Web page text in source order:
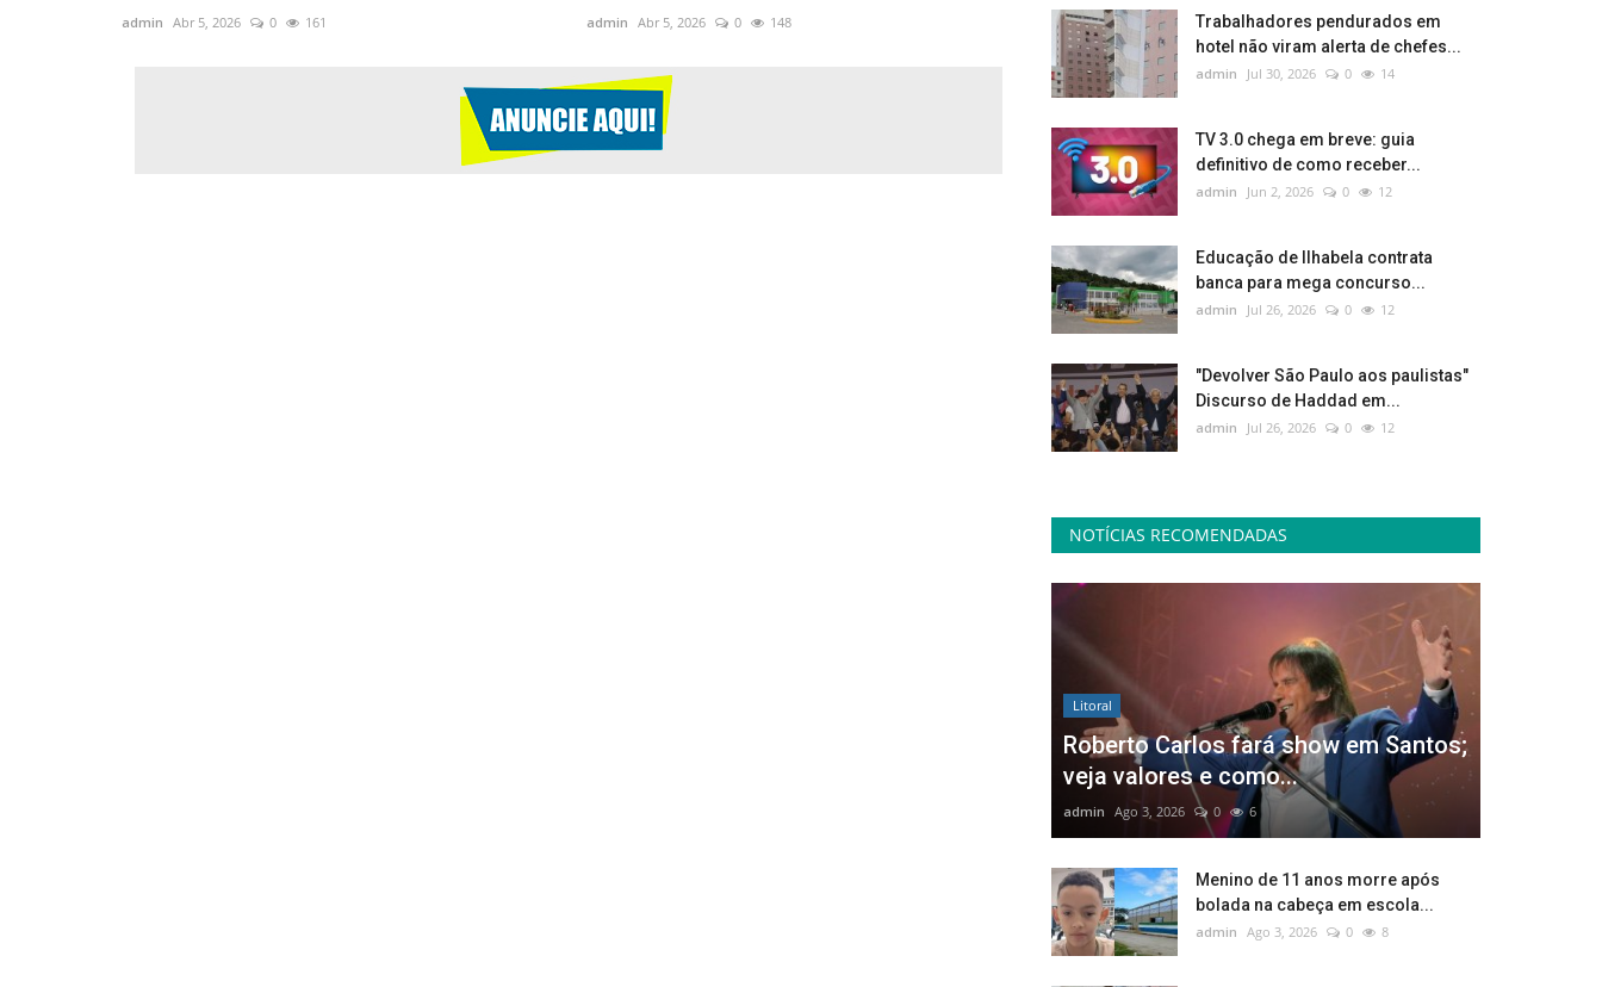
admin Abr 5, 2026 0 161 admin Abr 5, 2026 0 148
Trabalhadores pendurados em
hotel não viram alerta de chefes...
admin Jul 30, 2026 0 14
TV 3.0 chega em breve: guia
definitivo de como receber...
admin Jun 2, 2026 0 12
Educação de Ilhabela contrata
banca para mega concurso...
admin Jul 26, 2026 0 12
"Devolver São Paulo aos paulistas"
Discurso de Haddad em...
admin Jul 26, 2026 0 12
NOTÍCIAS RECOMENDADAS
Litoral
Roberto Carlos fará show em Santos;
veja valores e como...
admin Ago 3, 2026 0 6
Menino de 11 anos morre após
bolada na cabeça em escola...
admin Ago 3, 2026 0 8